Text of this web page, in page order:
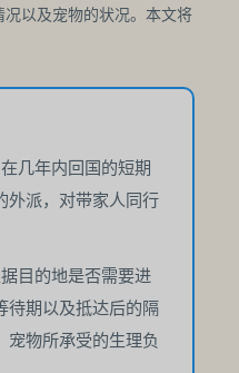
以及宠物的状况。本文将
几年内回国的短期
外派，对带家人同行
目的地是否需要进
待期以及抵达后的隔
宠物所承受的生理负